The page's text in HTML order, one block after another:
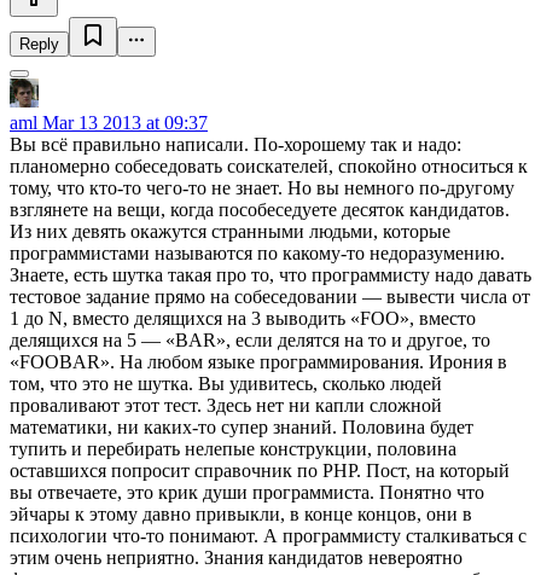
Reply
aml Mar 13 2013 at 09:37
Вы всё правильно написали. По-хорошему так и надо:
планомерно собеседовать соискателей, спокойно относиться к
тому, что кто-то чего-то не знает. Но вы немного по-другому
взглянете на вещи, когда пособеседуете десяток кандидатов.
Из них девять окажутся странными людьми, которые
программистами называются по какому-то недоразумению.
Знаете, есть шутка такая про то, что программисту надо давать
тестовое задание прямо на собеседовании — вывести числа от
1 до N, вместо делящихся на 3 выводить «FOO», вместо
делящихся на 5 — «BAR», если делятся на то и другое, то
«FOOBAR». На любом языке программирования. Ирония в
том, что это не шутка. Вы удивитесь, сколько людей
проваливают этот тест. Здесь нет ни капли сложной
математики, ни каких-то супер знаний. Половина будет
тупить и перебирать нелепые конструкции, половина
оставшихся попросит справочник по PHP. Пост, на который
вы отвечаете, это крик души программиста. Понятно что
эйчары к этому давно привыкли, в конце концов, они в
психологии что-то понимают. А программисту сталкиваться с
этим очень неприятно. Знания кандидатов невероятно